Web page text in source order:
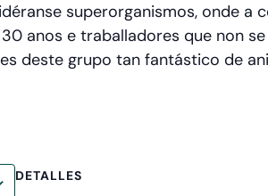
superorganismos, onde a
anos e traballadores que non
deste grupo tan fantástico de
DETALLES